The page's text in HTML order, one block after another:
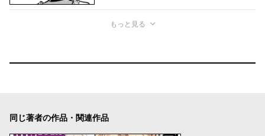
もっと見る
同じ著者の作品・関連作品